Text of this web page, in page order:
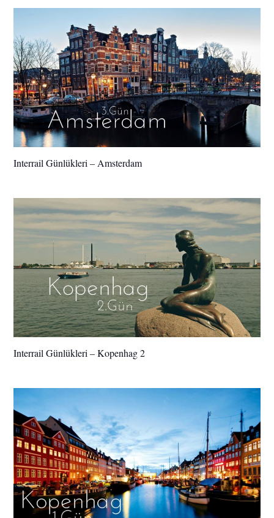
Interrail Günlükleri – Amsterdam
Interrail Günlükleri – Kopenhag 2